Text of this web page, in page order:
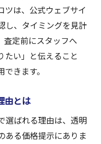
ツは、公式ウェブサイ
し、タイミングを見計
査定前にスタッフへ
たい」と伝えること
きます。
由とは
選ばれる理由は、透明
ある価格提示にありま